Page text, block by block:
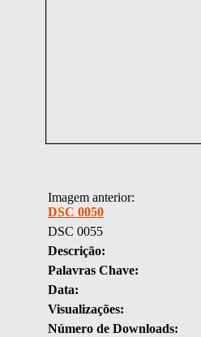
Imagem anterior:
DSC 0050
DSC 0055
Descrição:
Palavras Chave:
Data:
Visualizações:
Número de Downloads: